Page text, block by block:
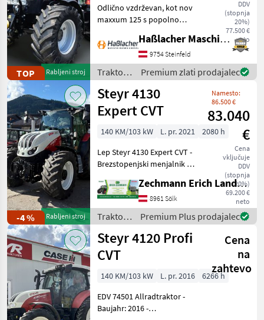
TOP Rabljeni stroj
DDV
(stopnja
20%)
77.500 €
neto
Odlično vzdrževan, kot nov
maxxum 125 s popolno
uporabi pri pogodbenih
izvajalcih – deloval je
izključno v lastnem
gospodarstvu. Redno
Haßlacher Maschinenhandel
9754 Steinfeld
Traktor /
Case IH
Premium zlati prodajalec
-4 % Rabljeni stroj
Steyr 4130
Expert CVT
Namesto:
86.500 €
83.040
€
Cena
vključuje
DDV
(stopnja
20%)
69.200 €
neto
140 KM/103 kW L. pr. 2021
2080 h
Lep Steyr 4130 Expert CVT -
Brezstopenjski menjalnik -
Vzmetenje kabine - 2-
vodilna pnevmatska zavora
prikolice - Delovne luči LED
-
Zechmann Erich Landmaschinen-Portalbau
8961 Sölk
Traktor /
Steyr
Premium Plus prodajalec
Steyr 4120 Profi
CVT
Cena
na
zahtevo
140 KM/103 kW L. pr. 2016
6266 h
EDV 74501 Allradtraktor -
Baujahr: 2016 -